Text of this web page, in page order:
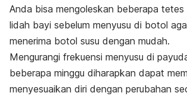
Anda bisa mengoleskan beberapa tetes
lidah bayi sebelum menyusu di botol
menerima botol susu dengan mudah.
Mengurangi frekuensi menyusu di
beberapa minggu diharapkan dapat
menyesuaikan diri dengan perubahan